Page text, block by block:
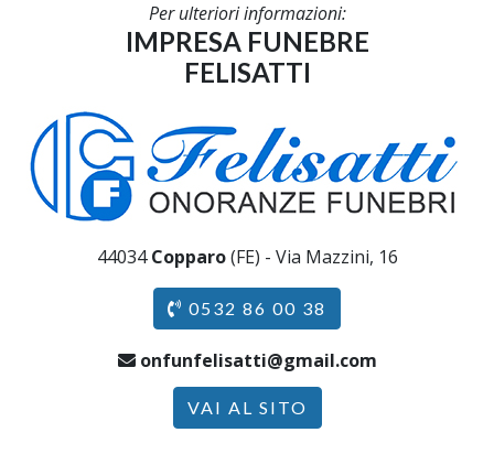
Per ulteriori informazioni:
IMPRESA FUNEBRE
FELISATTI
44034Copparo(FE) - Via Mazzini, 16
0532 86 00 38
onfunfelisatti@gmail.com
VAI AL SITO